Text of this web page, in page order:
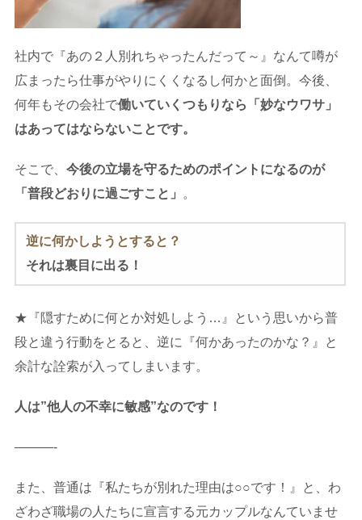
社内で『あの２人別れちゃったんだって～』なんて噂が
広まったら仕事がやりにくくなるし何かと面倒。今後、
何年もその会社で働いていくつもりなら「妙なウワサ」
はあってはならないことです。
そこで、 今後の立場を守るためのポイントになるのが
「普段どおりに過ごすこと」
。
逆に何かしようとすると？
それは裏目に出る！
★『隠すために何とか対処しよう…』という思いから普
段と違う行動をとると、逆に『何かあったのかな？』と
余計な詮索が入ってしまいます。
人は”他人の不幸に敏感”なのです！
———-
また、普通は『私たちが別れた理由は○○です！』と、わ
ざわざ職場の人たちに宣言する元カップルなんていませ